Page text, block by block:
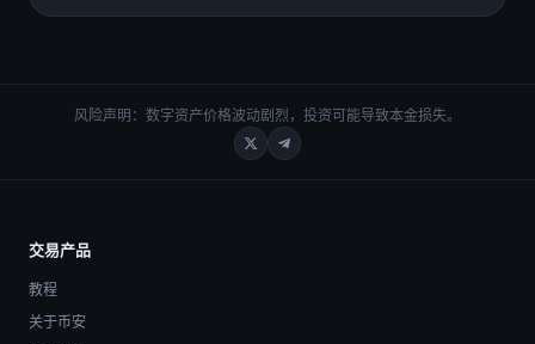
风险声明：数字资产价格波动剧烈，投资可能导致本金损失。
交易产品
教程
关于币安